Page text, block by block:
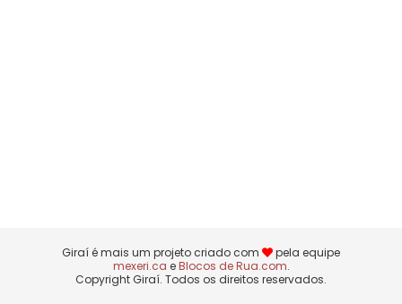
Giraí é mais um projeto criado com
pela equipe
mexeri.ca eBlocos de Rua.com.
Copyright Giraí. Todos os direitos reservados.